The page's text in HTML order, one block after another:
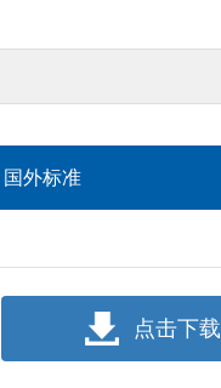
国外标准
点击下载